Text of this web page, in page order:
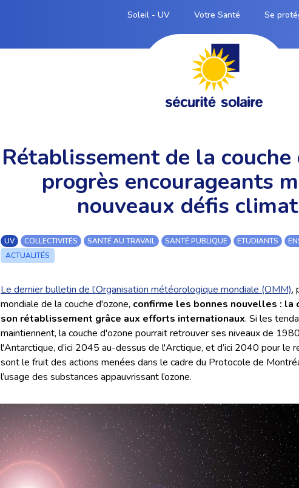
Soleil - UV Votre Santé
Se
Rétablissement de la couche
progrès encourageants
nouveaux défis
UV COLLECTIVITÉS SANTÉ AU TRAVAIL SANTÉ PUBLIQUE ETUDIANTS
ACTUALITÉS
Le dernier bulletin de l’Organisation météorologique mondiale (OMM),
mondiale de la couche d'ozone, confirme les bonnes nouvelles : la
son rétablissement grâce aux efforts internationaux. Si les
maintiennent, la couche d'ozone pourrait retrouver ses niveaux de
l'Antarctique, d’ici 2045 au-dessus de l'Arctique, et d’ici 2040 pour le
sont le fruit des actions menées dans le cadre du Protocole de
l’usage des substances appauvrissant l’ozone.